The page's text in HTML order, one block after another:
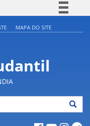
à informação
Legislação
Canais
MAPA DO SITE